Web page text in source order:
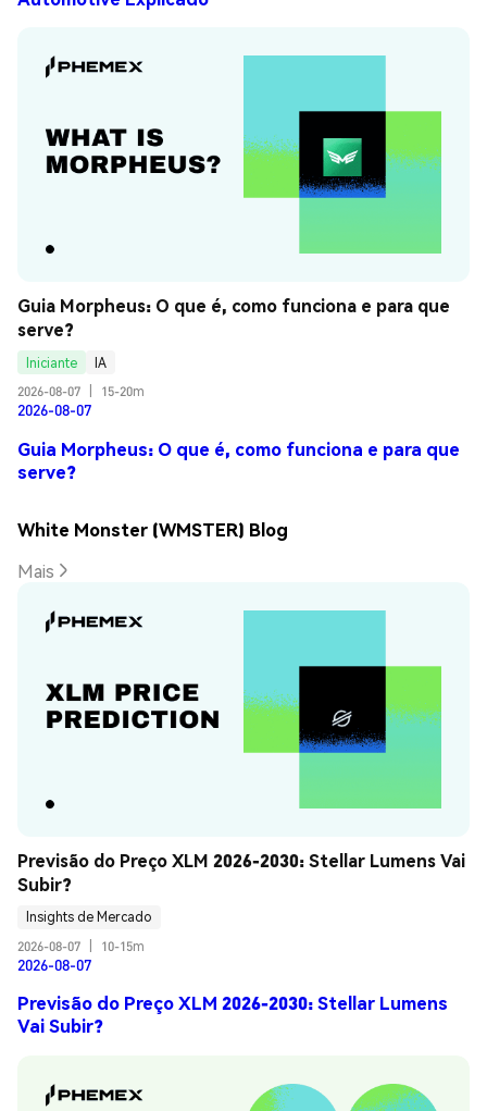
Guia Morpheus: O que é, como funciona e para que
serve?
Iniciante
IA
2026-08-07
15-20m
2026-08-07
Guia Morpheus: O que é, como funciona e para que
serve?
White Monster (WMSTER) Blog
Mais
Previsão do Preço XLM 2026-2030: Stellar Lumens Vai
Subir?
Insights de Mercado
2026-08-07
10-15m
2026-08-07
Previsão do Preço XLM 2026-2030: Stellar Lumens
Vai Subir?